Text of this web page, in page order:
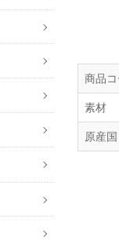
商品
素材
原産国